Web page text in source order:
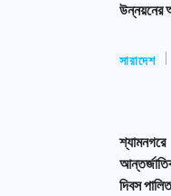
উন্নয়নের
সারাদেশ
শ্যামনগরে
দিবস পালিত